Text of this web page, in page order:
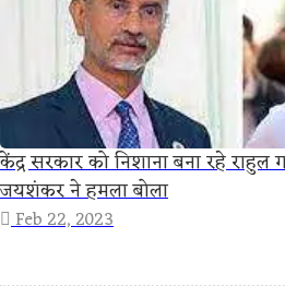
केंद्र सरकार को निशाना बना रहे राहुल
जयशंकर ने हमला बोला
Feb 22, 2023